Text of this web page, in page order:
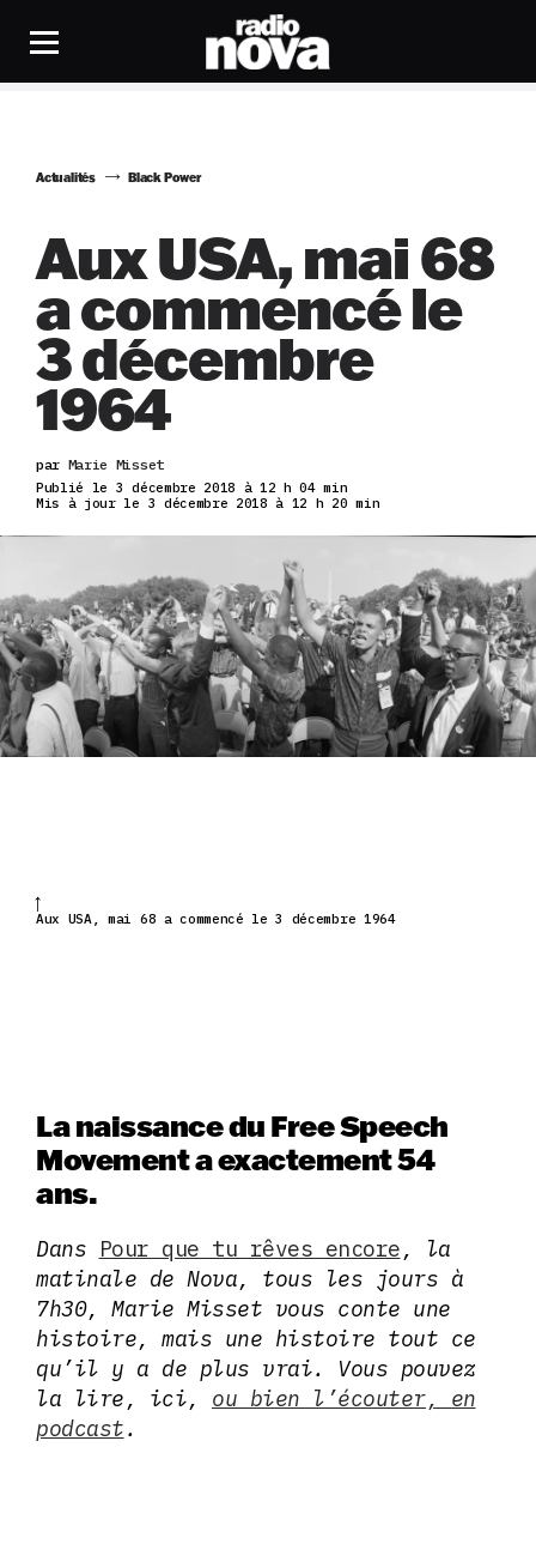
Actualités Black Power
Aux USA, mai 68
a commencé le
3 décembre
1964
par Marie Misset
Publié le 3 décembre 2018 à 12 h 04 min
Mis à jour le 3 décembre 2018 à 12 h 20 min
Aux USA, mai 68 a commencé le 3 décembre 1964
La naissance du Free Speech
Movement a exactement 54
ans.
Dans Pour que tu rêves encore, la
matinale de Nova, tous les jours à
7h30, Marie Misset vous conte une
histoire, mais une histoire tout ce
qu’il y a de plus vrai. Vous pouvez
la lire, ici, ou bien l’écouter, en
podcast.